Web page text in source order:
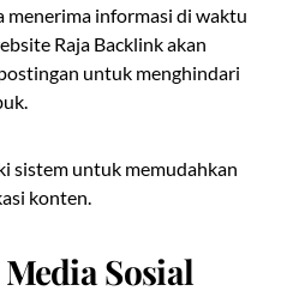
menerima informasi di waktu
Raja Backlink akan
untuk menghindari
sistem untuk memudahkan
konten.
Sosial